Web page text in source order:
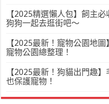
【2025精選懶人包】飼主
狗狗一起去逛街吧～
【2025最新！寵物公園地
寵物公園總整理！
【2025最新！狗貓出門趣
也保護寵物！